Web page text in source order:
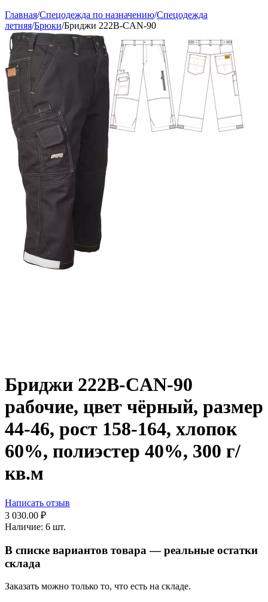
Главная/Спецодежда по назначению/Спецодежда
летняя/Брюки/Бриджи 222B-CAN-90
Бриджи 222B-CAN-90
рабочие, цвет чёрный, размер
44-46, рост 158-164, хлопок
60%, полиэстер 40%, 300 г/
кв.м
Написать отзыв
3 030.00 ₽
Наличие: 6 шт.
В списке вариантов товара — реальные остатки
склада
Заказать можно только то, что есть на складе.